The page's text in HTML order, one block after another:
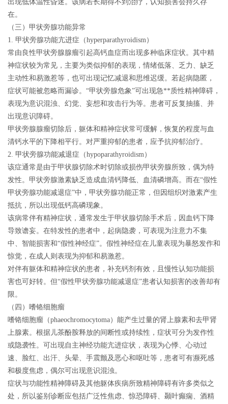
出现低体温性昏迷。该病若长期得不到治疗，认知损害会持久存
在。
（三）甲状旁腺功能异常
1. 甲状旁腺功能亢进症（hyperparathyroidism）
常由良性甲状旁腺腺瘤引起高钙血症而出现多种临床症状。其中精
神症状较为常见，主要为类似抑郁的表现，情绪低落、乏力、缺乏
主动性和易激惹等，也可出现记忆减退和思维迟缓。若起病隐匿，
症状可能被忽略而漏诊。“甲状旁腺危象”可出现急**质性精神障碍，
表现为意识混浊、幻觉、妄想和攻击行为等。患者可反复抽搐、并
出现意识障碍。
甲状旁腺腺瘤切除后，躯体和精神症状常可缓解，恢复的程度与血
清钙水平的下降相平行。对严重抑郁的患者，应予抗抑郁治疗。
2. 甲状旁腺功能减退症（hypoparathyroidism）
该症通常是由于甲状腺切除术时切除或损伤甲状旁腺所致，偶为特
发性。 甲状旁腺激素缺乏造成血清钙降低、血清磷增高。而在“假性
甲状旁腺功能减退症”中，甲状旁腺功能正常，但因组织对激素产生
抵抗，所以出现低钙高磷现象。
该病常伴有精神症状，通常发生于甲状腺切除手术后，因血钙下降
导致谵妄。在特发性的患者中，起病隐袭，可表现为注意力不集
中、智能损害和“假性神经症”。假性神经症在儿童表现为暴怒发作和
惊觉，在成人则表现为抑郁和易激惹。
对伴有躯体和精神症状的患者，补充钙剂有效，且慢性认知功能损
害也可好转。但“假性甲状旁腺功能减退症”患者认知损害的改善却有
限。
（四）嗜铬细胞瘤
嗜铬细胞瘤（phaeochromocytoma）能产生过量的肾上腺素和去甲肾
上腺素。根据儿茶酚胺释放的间断性或持续性，症状可分为发作性
或隐袭性。可出现自主神经功能亢进症状，表现为心悸、心动过
速、脸红、出汗、头晕、手震颤及恶心和呕吐等，患者可有濒死感
和极度焦虑，偶尔可出现意识混浊。
症状与功能性精神障碍及其他躯体疾病所致精神障碍有许多类似之
处，所以鉴别诊断应包括广泛性焦虑、惊恐障碍、颞叶癫痫、酒精